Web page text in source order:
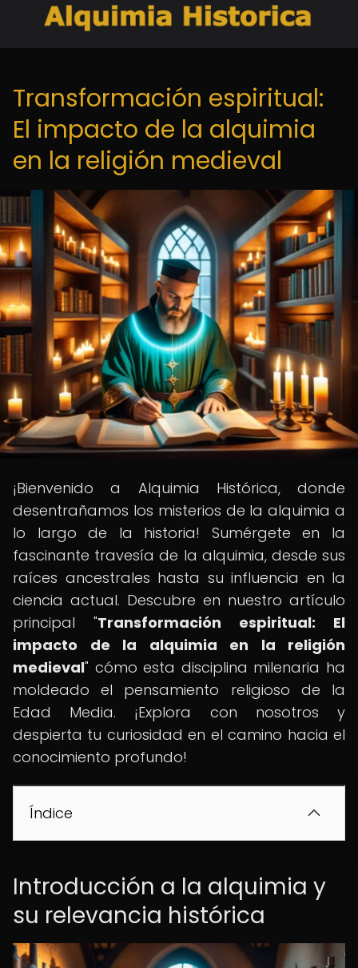
Transformación espiritual:
El impacto de la alquimia
en la religión medieval
¡Bienvenido a Alquimia Histórica, donde
desentrañamos los misterios de la alquimia a
lo largo de la historia! Sumérgete en la
fascinante travesía de la alquimia, desde sus
raíces ancestrales hasta su influencia en la
ciencia actual. Descubre en nuestro artículo
principal "Transformación espiritual: El
impacto de la alquimia en la religión
medieval" cómo esta disciplina milenaria ha
moldeado el pensamiento religioso de la
Edad Media. ¡Explora con nosotros y
despierta tu curiosidad en el camino hacia el
conocimiento profundo!
Índice
Introducción a la alquimia y
su relevancia histórica